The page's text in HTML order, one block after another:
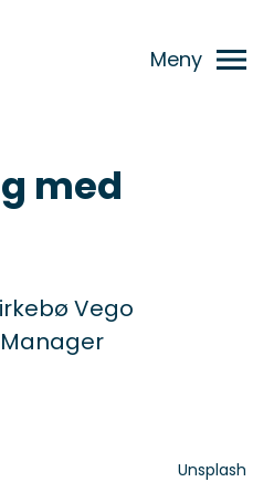
Meny
med
Vego
Unsplash